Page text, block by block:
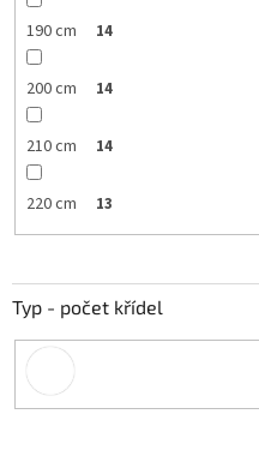
190 cm 14
200 cm 14
210 cm 14
220 cm 13
Typ - počet křídel